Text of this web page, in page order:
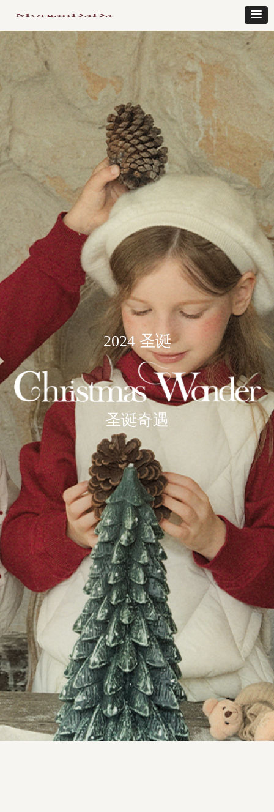
2024 圣诞
圣诞奇遇